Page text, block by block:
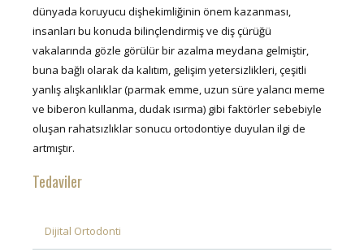
dünyada koruyucu dişhekimliğinin önem kazanması,
insanları bu konuda bilinçlendirmiş ve diş çürüğü
vakalarında gözle görülür bir azalma meydana gelmiştir,
buna bağlı olarak da kalıtım, gelişim yetersizlikleri, çeşitli
yanlış alışkanlıklar (parmak emme, uzun süre yalancı meme
ve biberon kullanma, dudak ısırma) gibi faktörler sebebiyle
oluşan rahatsızlıklar sonucu ortodontiye duyulan ilgi de
artmıştır.
Tedaviler
Dijital Ortodonti